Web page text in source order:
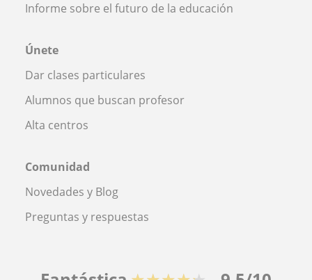
Informe sobre el futuro de la educación
Únete
Dar clases particulares
Alumnos que buscan profesor
Alta centros
Comunidad
Novedades y Blog
Preguntas y respuestas